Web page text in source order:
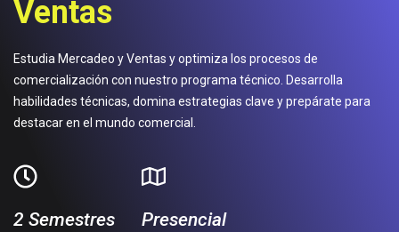
Ventas
Estudia Mercadeo y Ventas y optimiza los procesos de
comercialización con nuestro programa técnico. Desarrolla
habilidades técnicas, domina estrategias clave y prepárate para
destacar en el mundo comercial.
2 Semestres Presencial